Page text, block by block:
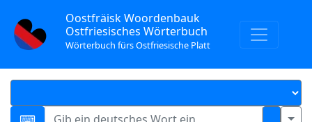
Oostfräisk Woordenbauk
Ostfriesisches Wörterbuch
Wörterbuch fürs Ostfriesische Platt